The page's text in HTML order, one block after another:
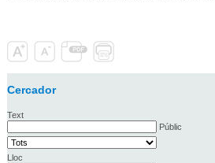
Cercador
Text
Públic
Lloc